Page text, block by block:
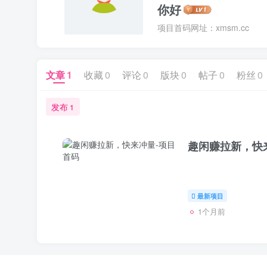
你好
项目首码网址：xmsm.cc
文章1 收藏 0 评论 0 版块 0 帖子 0 粉丝 0
发布 1
趣闲赚拉新，快
最新项目
1个月前